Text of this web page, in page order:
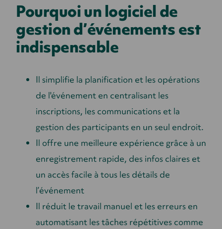
Pourquoi un logiciel de
gestion d’événements est
indispensable
Il simplifie la planification et les opérations
de l'événement en centralisant les
inscriptions, les communications et la
gestion des participants en un seul endroit.
Il offre une meilleure expérience grâce à un
enregistrement rapide, des infos claires et
un accès facile à tous les détails de
l’événement
Il réduit le travail manuel et les erreurs en
automatisant les tâches répétitives comme